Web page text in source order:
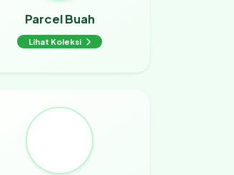
Parcel Buah
Lihat Koleksi